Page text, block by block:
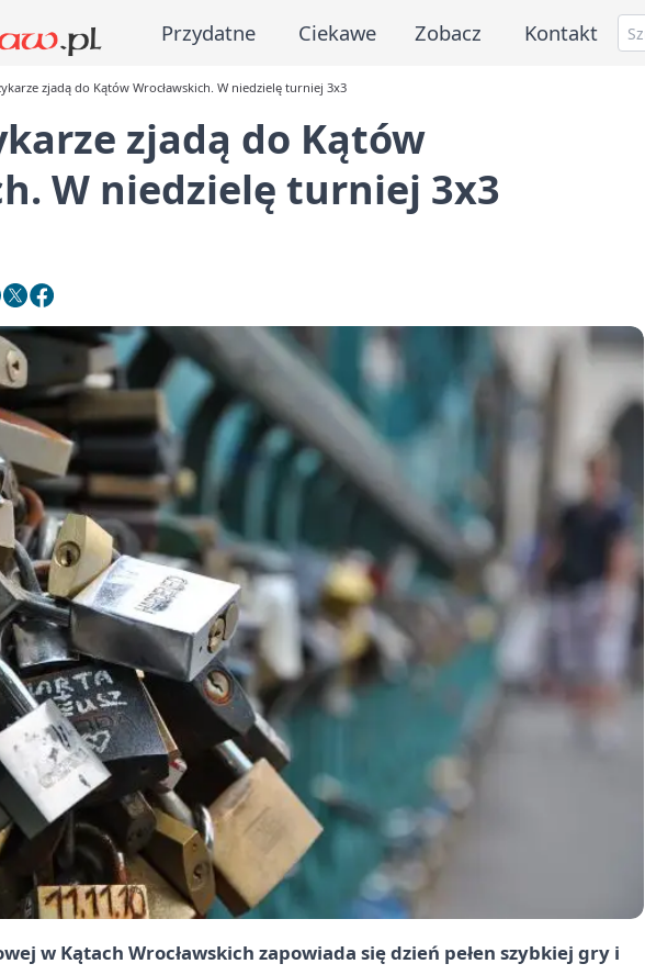
Przydatne Ciekawe Zobacz Kontakt
zjadą do Kątów Wrocławskich. W niedzielę turniej 3x3
zjadą do Kątów
W niedzielę turniej 3x3
w Kątach Wrocławskich zapowiada się dzień pełen szybkiej gry i